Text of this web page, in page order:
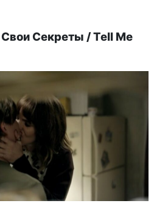
Секреты / Tell Me